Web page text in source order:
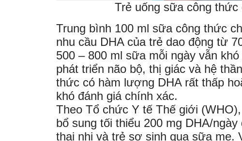
Trẻ uống sữa công thức
Trung bình 100 ml sữa công thức
nhu cầu DHA của trẻ dao động từ
500 – 800 ml sữa mỗi ngày vẫn
phát triển não bộ, thị giác và hệ
thức có hàm lượng DHA rất thấp
khó đánh giá chính xác.
Theo Tổ chức Y tế Thế giới
bổ sung tối thiểu 200 mg DHA/
thai nhi và trẻ sơ sinh qua sữa mẹ.